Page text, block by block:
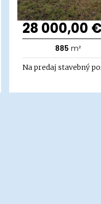
28 000,00 €
885 m²
Na predaj stavebný